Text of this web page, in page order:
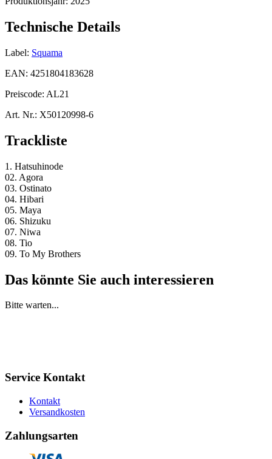
Technische Details
Label: Squama
EAN: 4251804183628
Preiscode: AL21
Art. Nr.: X50120998-6
Trackliste
1. Hatsuhinode
02. Agora
03. Ostinato
04. Hibari
05. Maya
06. Shizuku
07. Niwa
08. Tio
09. To My Brothers
Das könnte Sie auch interessieren
Bitte warten...
Service Kontakt
Kontakt
Versandkosten
Zahlungsarten